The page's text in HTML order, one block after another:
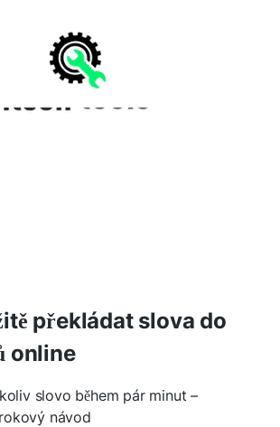
překládat slova do
online
slovo během pár minut –
návod